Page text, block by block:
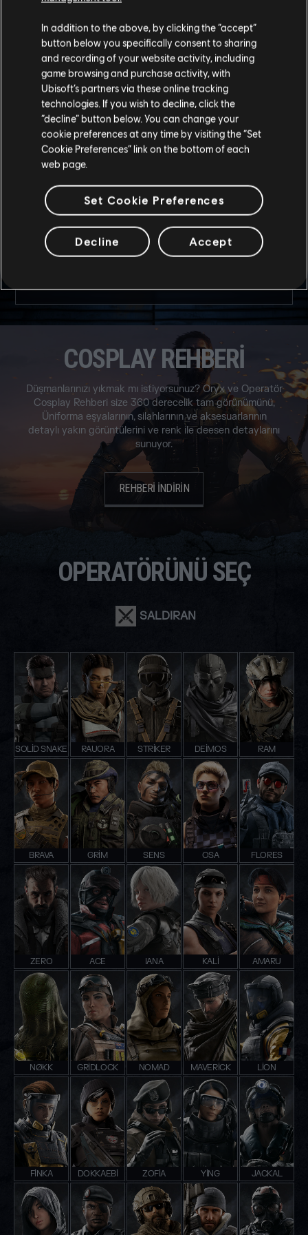
Al Hadid’in muhteşem öz kontrolü benim bu alanda
ustalaşma çabalarımı tamamen gölgede bırakıyor.
Uzman Yumiko “Hibana” Imagawa bile onun sergilediği
muhteşem sakinlik hakkında yorum yaptı. Aralarındaki
fark ise Al Hadid büyük resimdeki hedefler için bu
kontrolün kendi seçtiği zamanlarda kırılmasına imkân
tanıyor. Kolunu kanadını kıran bir belayı inanılmaz bir
güce çevirmiş. Bu sıra dışı beceriyi istediği yer ve
zamanda paylaşması konusunda kendisini teşvik ettim.
Diğer operatörler Al Hadid ile bağ kurmaya çalışıyor, ama
süreç yavaş ilerliyor. İnsanların zalimliğine maruz kalan
pek çok kişi gibi, onun için de diğerlerine güvenmek öyle
kolay olmayacak. İtiraf etmesi rahatsız edici olsa da,
Rainbow kendi geçmişini en iyi anlayabilecek insanlarla
buluşabileceği tek yer olabilir.
COSPLAY REHBERİ
Düşmanlarınızı yıkmak mı istiyorsunuz? Oryx ve Operatör
Cosplay Rehberi size 360 derecelik tam görünümünü,
Üniforma eşyalarının, silahlarının ve aksesuarlarının
detaylı yakın görüntülerini ve renk ile deesen detaylarını
sunuyor.
REHBERI INDIRIN
OPERATÖRÜNÜ SEÇ
SALDIRAN
SOLID SNAKE RAUORA STRIKER DEIMOS RAM
BRAVA GRIM SENS OSA FLORES
ZERO ACE IANA KALI AMARU
NØKK GRIDLOCK NOMAD MAVERICK LION
FINKA DOKKAEBI ZOFIA YING JACKAL
In addition to the above, by clicking the “accept”
button below you specifically consent to sharing
and recording of your website activity, including
game browsing and purchase activity, with
Ubisoft’s partners via these online tracking
technologies. If you wish to decline, click the
“decline” button below. You can change your
cookie preferences at any time by visiting the “Set
Cookie Preferences” link on the bottom of each
web page.
Set Cookie Preferences
Decline Accept